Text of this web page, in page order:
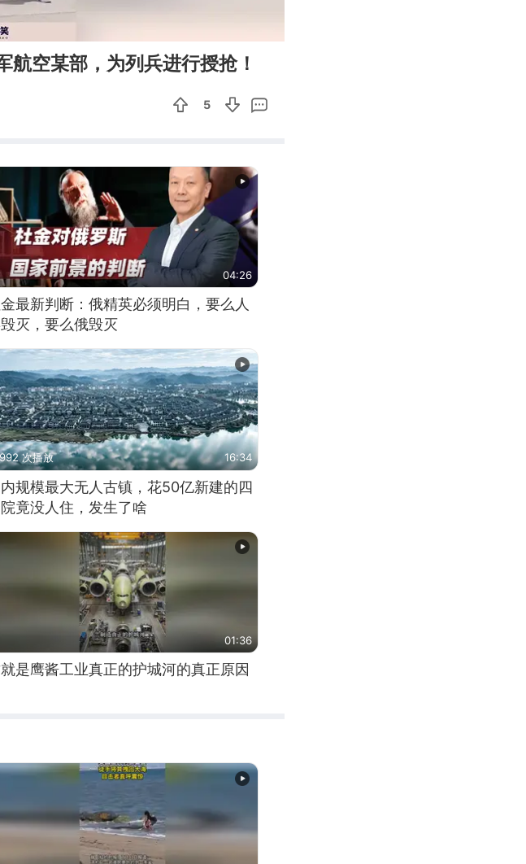
空某部，为列兵进行授抢！
5
04:26
最新判断：俄精英必须明白，要么人
灭，要么俄毁灭
次播放 16:34
规模最大无人古镇，花50亿新建的四
竟没人住，发生了啥
01:36
是鹰酱工业真正的护城河的真正原因